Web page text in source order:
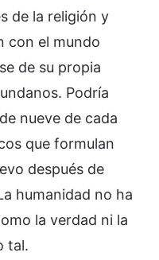
de la religión y
con el mundo
de su propia
Podría
nueve de cada
que formulan
después de
humanidad no ha
la verdad ni la
tal.